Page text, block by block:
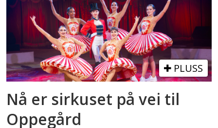
PLUSS
Nå er sirkuset på vei til
Oppegård